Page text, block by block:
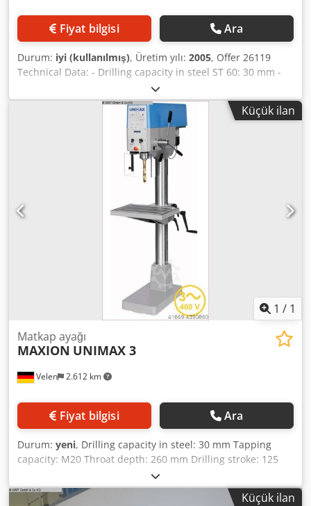
Fiyat bilgisi Ara
Durum: iyi (kullanılmış), Üretim yılı: 2005, Offer 26119
Technical Data: - Drilling capacity in steel ST 60: 30 mm -
Drill spindle taper: MT 3 - Drill spindle stroke: 125 mm -
Stepless spindle speed: 80 – 3200 rpm - Thread cutting
capability via reversing operation up to M 20 - Throat
depth: 260 mm - Max. distance table to spindle: 825 mm
Dkodpfx Apoy D Nxqjtsr - Table with 2 T-slots: 500 x 360
mm - Height adjustable via rack and pinion with hand
crank - Drive: 400 V / 0.8 / 1.5 kW - Space requirement
230 kg - Cross table with handwheels
Küçük ilan
1 / 1
Velen 2.612 km
Matkap ayağı
MAXION UNIMAX 3
Fiyat bilgisi Ara
Durum: yeni, Drilling capacity in steel: 30 mm Tapping
capacity: M20 Throat depth: 260 mm Drilling stroke: 125
mm Spindle taper: MK 3 Spindle speeds: 80 – 1440 / 180 –
3200 rpm Gear stages: 2-stage Column diameter: 110 mm
Table size: 500 x 365 mm Total power requirement: 0.8 /
Küçük ilan